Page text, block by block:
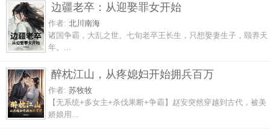
边疆老卒：从迎娶罪女开始
作者: 北川南海
诸国争霸，大乱之世。七旬老卒王长生，只想娶妻生子，颐养天
年。...
醉枕江山，从疼媳妇开始拥兵百万
作者: 苏牧牧
【无系统+多女主+杀伐果断+争霸】赵安突然穿越到古代，被美
娇娘用...